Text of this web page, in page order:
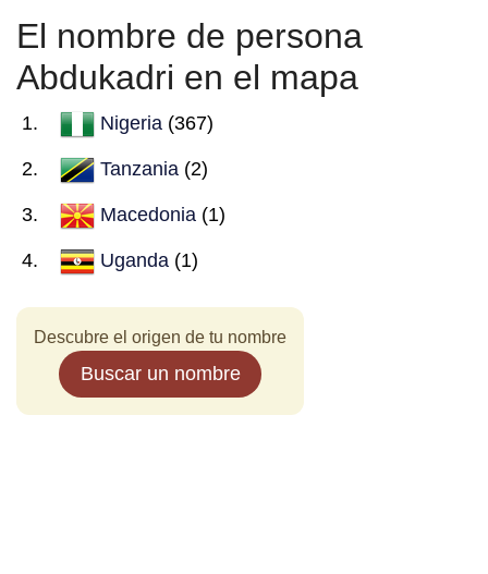
El nombre de persona
Abdukadri en el mapa
Nigeria (367)
Tanzania (2)
Macedonia (1)
Uganda (1)
Descubre el origen de tu nombre
Buscar un nombre